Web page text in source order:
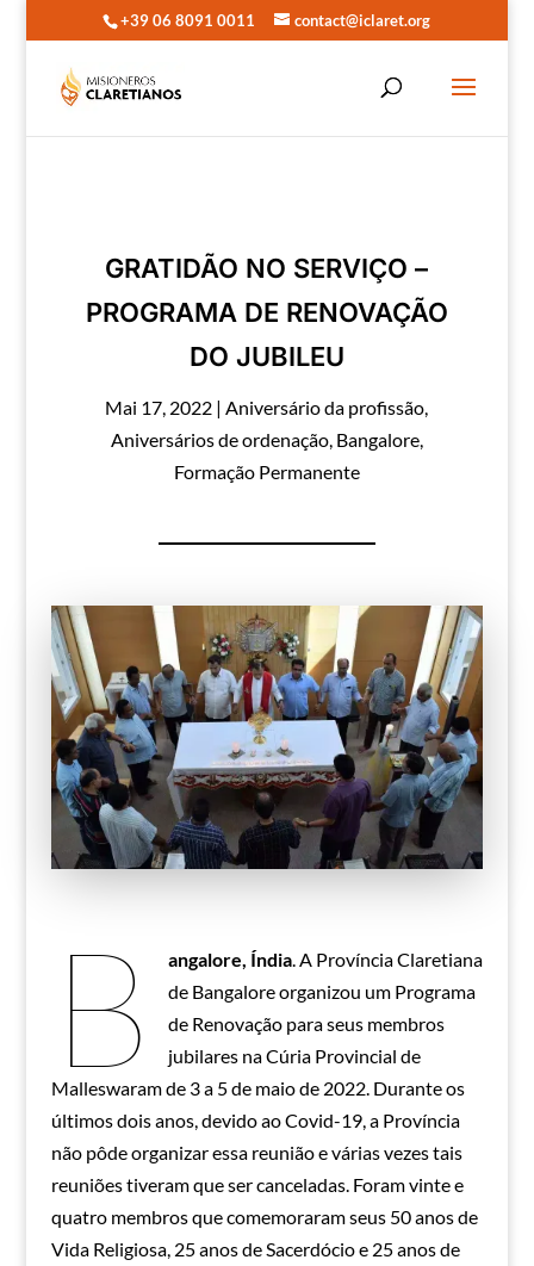
+39 06 8091 0011 contact@iclaret.org
GRATIDÃO NO SERVIÇO –
PROGRAMA DE RENOVAÇÃO
DO JUBILEU
Mai 17, 2022 |Aniversário da profissão,
Aniversários de ordenação, Bangalore,
Formação Permanente
B angalore, Índia. A Província Claretiana
de Bangalore organizou um Programa
de Renovação para seus membros
jubilares na Cúria Provincial de
Malleswaram de 3 a 5 de maio de 2022. Durante os
últimos dois anos, devido ao Covid-19, a Província
não pôde organizar essa reunião e várias vezes tais
reuniões tiveram que ser canceladas. Foram vinte e
quatro membros que comemoraram seus 50 anos de
Vida Religiosa, 25 anos de Sacerdócio e 25 anos de